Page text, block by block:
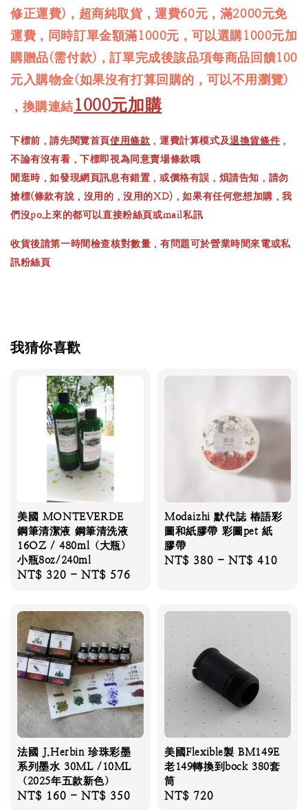
修正運費)，超商純取貨，運費60元，滿2000元免
運費，同時訂單金額滿1000元，可以選購1000元加
購贈品(需付款)，訂單完成後該品項每商品回饋100
元入購物金(如果沒有打算回購的，可以不用瀏覽)
，換購連結1000元加購
下標前，請先閱覽首頁使用條款 ，運費計算模式及退換貨條件 ，
不論有沒有看，下標即視為同意賣場條款哦
閒逛時，如發現網頁訊息有錯置，或價格有誤，煩請告知，請勿
搶標(條款有說，沒用的，沒用的XD)，如果有任何您想加購，我
們沒po上來的都可以直接粉絲頁或mail私訊
收貨後請第一時間檢查核對數量，有問題可於營業時間來電或私
訊粉絲頁
我猜你喜歡
美國 MONTEVERDE
鋼筆清潔液 鋼筆清洗液
16OZ / 480ml（大瓶）
小瓶8oz/240ml
Regular
NT$ 320 -NT$ 576
Modaizhi 默代誌 樁語彩
圖和紙膠帶 彩圖pet 紙
膠帶
Regular
NT$ 380 -NT$ 410
法國 J.Herbin 珍珠彩墨
系列墨水 30ML /10ML
（2025年五款新色）
Regular
NT$ 160 -NT$ 350
美國Flexible製 BM149E
老149轉換到bock 380套
筒
Regular
NT$ 720